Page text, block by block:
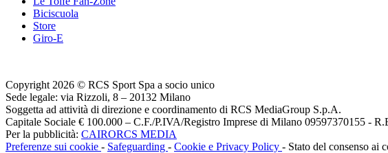
Biciscuola
Store
Giro-E
Copyright 2026 © RCS Sport Spa a socio unico
Sede legale: via Rizzoli, 8 – 20132 Milano
Soggetta ad attività di direzione e coordinamento di RCS MediaGroup S.p.A.
Capitale Sociale € 100.000 – C.F./P.IVA/Registro Imprese di Milano 09597370155 -
Per la pubblicità: CAIRORCS MEDIA
Preferenze sui cookie - Safeguarding - Cookie e Privacy Policy - Stato del consenso ai